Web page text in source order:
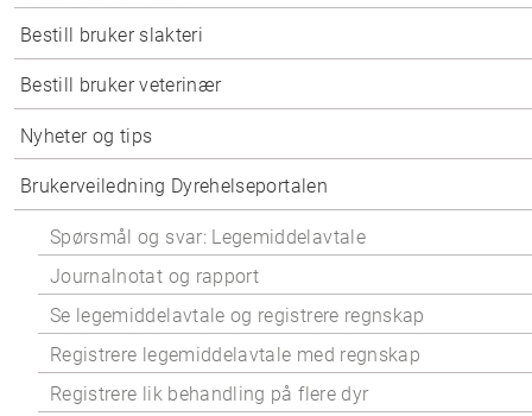
Bestill bruker slakteri
Bestill bruker veterinær
Nyheter og tips
Brukerveiledning Dyrehelseportalen
Spørsmål og svar: Legemiddelavtale
Journalnotat og rapport
Se legemiddelavtale og registrere regnskap
Registrere legemiddelavtale med regnskap
Registrere lik behandling på flere dyr